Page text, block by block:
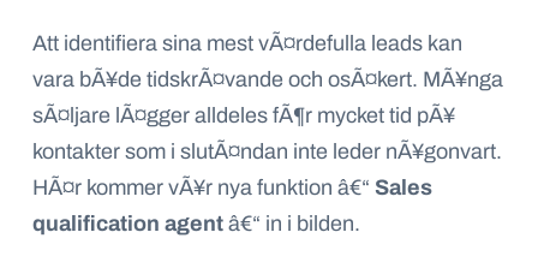
Att identifiera sina mest vÃ¤rdefulla leads kan
vara bÃ¥de tidskrÃ¤vande och osÃ¤kert. MÃ¥nga
sÃ¤ljare lÃ¤gger alldeles fÃ¶r mycket tid pÃ¥
kontakter som i slutÃ¤ndan inte leder nÃ¥gonvart.
HÃ¤r kommer vÃ¥r nya funktion â€“ Sales
qualification agent â€“ in i bilden.